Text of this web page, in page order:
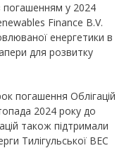
погашенням у 2024
Finance B.V.
енергетики в
для розвитку
погашення Облігацій
2024 року до
також підтримали
Тилігульської ВЕС